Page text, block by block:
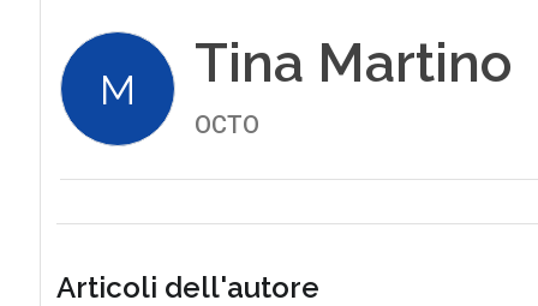
M Tina Martino
OCTO
Articoli dell'autore